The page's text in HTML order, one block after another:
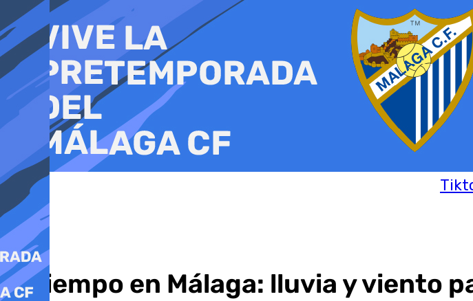
al
contenido
El tiempo en Málaga: lluvia y viento